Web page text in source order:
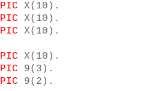
PIC X(10).
PIC X(10).
PIC X(10).
PIC X(10).
PIC 9(3).
PIC 9(2).